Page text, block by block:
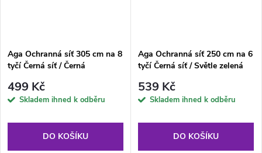
Aga Ochranná síť 305 cm na 8
tyčí Černá síť / Černá
499 Kč
Skladem ihned k odběru
DO KOŠÍKU
Aga Ochranná síť 250 cm na 6
tyčí Černá síť / Světle zelená
539 Kč
Skladem ihned k odběru
DO KOŠÍKU